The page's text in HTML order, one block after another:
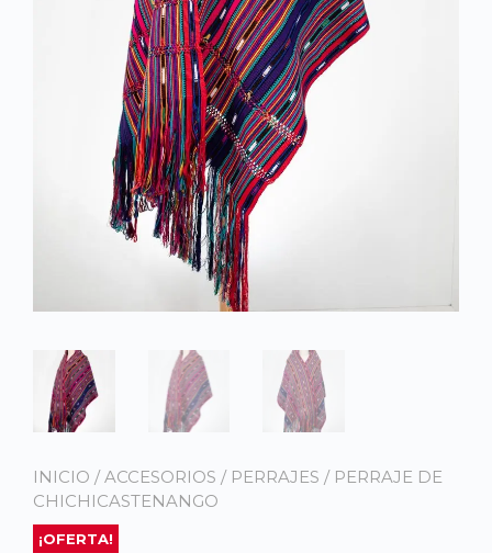
INICIO /ACCESORIOS / PERRAJES / PERRAJE DE
CHICHICASTENANGO
¡OFERTA!